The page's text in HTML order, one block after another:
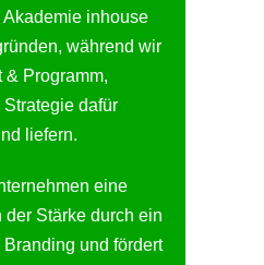
inhouse
während wir
& Programm,
dafür
liefern.
eine
Stärke durch ein
und fördert